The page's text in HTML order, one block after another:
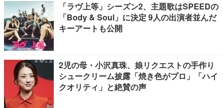
「ラヴ上等」シーズン2、主題歌はSPEEDの
「Body & Soul」に決定 9人の出演者並んだ
キーアートも公開
2児の母・小沢真珠、娘リクエストの手作り
シュークリーム披露「焼き色がプロ」「ハイ
クオリティ」と絶賛の声